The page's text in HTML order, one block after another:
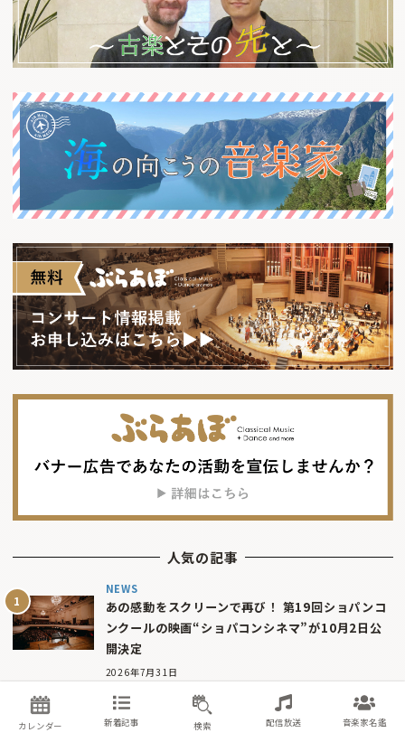
人気の記事
NEWS
あの感動をスクリーンで再び！ 第19回ショパンコ
ンクールの映画“ショパコンシネマ”が10月2日公
開決定
2026年7月31日
NEWS
第50回ピティナ・ピアノコンペティション特級、
カレンダー 新着記事 検索 配信放送 音楽家名鑑